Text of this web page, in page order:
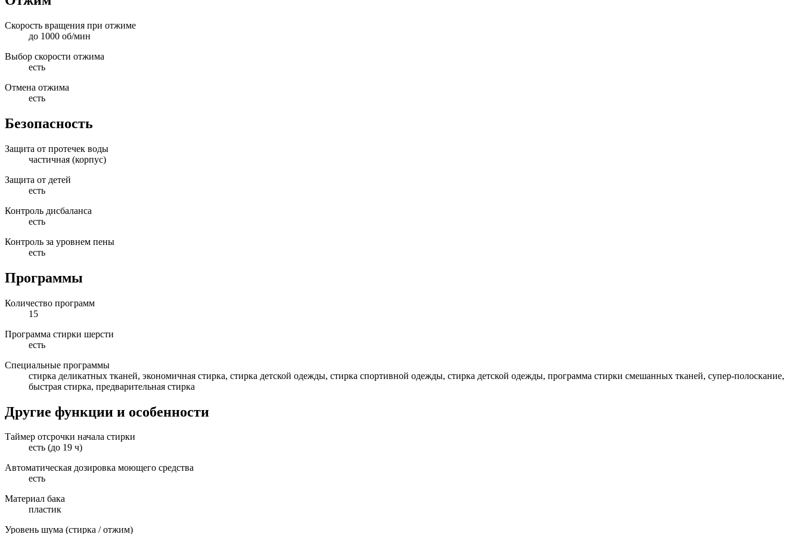
Скорость вращения при отжиме
до 1000 об/мин
Выбор скорости отжима
есть
Отмена отжима
есть
Безопасность
Защита от протечек воды
частичная (корпус)
Защита от детей
есть
Контроль дисбаланса
есть
Контроль за уровнем пены
есть
Программы
Количество программ
15
Программа стирки шерсти
есть
Специальные программы
стирка деликатных тканей, экономичная стирка, стирка детской одежды, стирка спортивной одежды, стирка детской одежды, программа стирки смешанных тканей, супер-полоскание,
быстрая стирка, предварительная стирка
Другие функции и особенности
Таймер отсрочки начала стирки
есть (до 19 ч)
Автоматическая дозировка моющего средства
есть
Материал бака
пластик
Уровень шума (стирка / отжим)